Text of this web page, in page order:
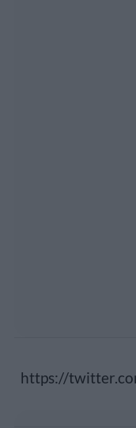
https://